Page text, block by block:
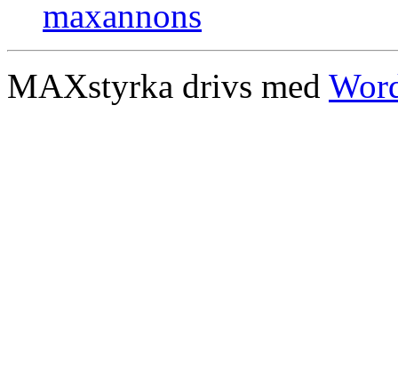
MAXstyrka drivs med